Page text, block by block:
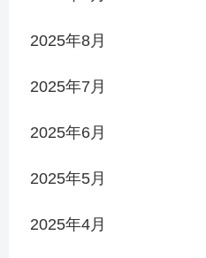
2025年8月
2025年7月
2025年6月
2025年5月
2025年4月